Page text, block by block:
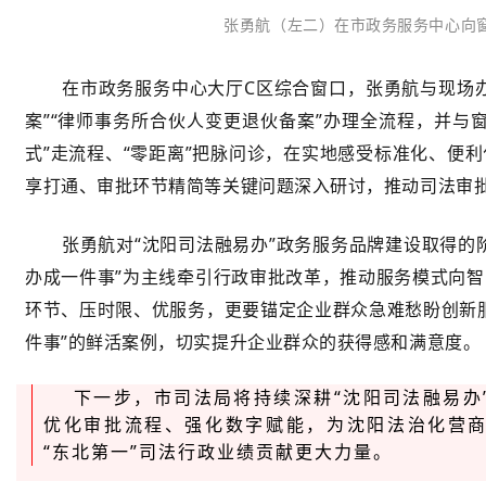
张勇航（左二）在市政务服务中心向
在市政务服务中心大厅C区综合窗口，张勇航与现
案”“律师事务所合伙人变更退伙备案”办理全流程，并
式”走流程、“零距离”把脉问诊，在实地感受标准化、便
享打通、审批环节精简等关键问题深入研讨，推动司法审
张勇航对“沈阳司法融易办”政务服务品牌建设取得
办成一件事”为主线牵引行政审批改革，推动服务模式
环节、压时限、优服务，更要锚定企业群众急难愁盼创
件事”的鲜活案例，切实提升企业群众的获得感和满意度。
下一步，市司法局将持续深耕“沈阳司法融易
优化审批流程、强化数字赋能，为沈阳法治化营
“东北第一”司法行政业绩贡献更大力量。